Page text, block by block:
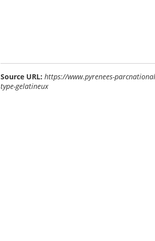
Source URL: https://www.pyrenees-
type-gelatineux